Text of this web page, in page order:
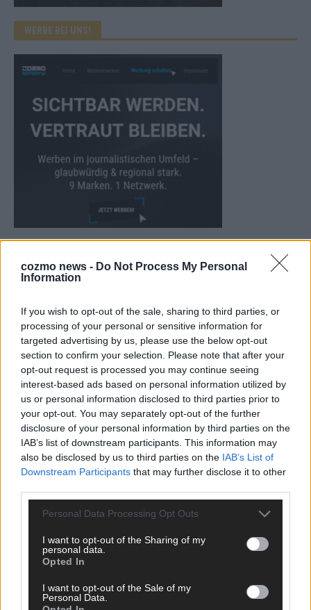
cozmo news - Do Not Process My Personal
Information
If you wish to opt-out of the sale, sharing to third parties, or
processing of your personal or sensitive information for
targeted advertising by us, please use the below opt-out
section to confirm your selection. Please note that after your
opt-out request is processed you may continue seeing
interest-based ads based on personal information utilized by
us or personal information disclosed to third parties prior to
your opt-out. You may separately opt-out of the further
disclosure of your personal information by third parties on the
IAB’s list of downstream participants. This information may
also be disclosed by us to third parties on the IAB’s List of
Downstream Participants that may further disclose it to other
Personal Data Processing Opt Outs
I want to opt-out of the Sharing of my
personal data.
Opted In
I want to opt-out of the Sale of my
Personal Data.
WERBE BEI UNS!
DIREKT ZUM THEMA